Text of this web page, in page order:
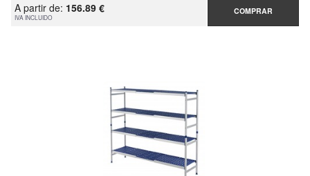
A partir de: 156.89 €
IVA INCLUIDO
COMPRAR